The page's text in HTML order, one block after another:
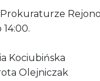
Kociubińska
Olejniczak